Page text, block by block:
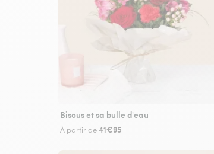
Bisous et sa bulle d'eau
À partir de41€95